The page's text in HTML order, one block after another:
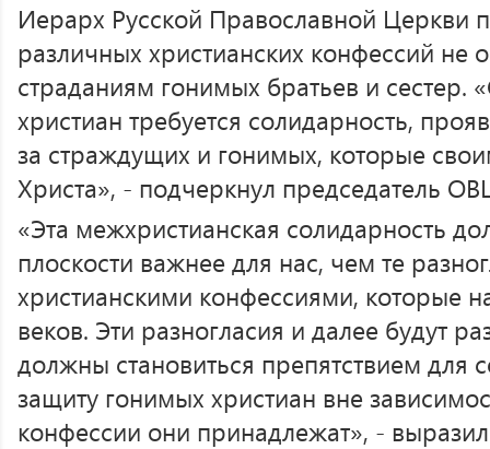
Иерарх Русской Православной Церкви
различных христианских конфессий не
страданиям гонимых братьев и сестер.
христиан требуется солидарность,
за страждущих и гонимых, которые
Христа», - подчеркнул председатель
«Эта межхристианская солидарность
плоскости важнее для нас, чем те
христианскими конфессиями, которые
веков. Эти разногласия и далее будут
должны становиться препятствием для
защиту гонимых христиан вне
конфессии они принадлежат», -